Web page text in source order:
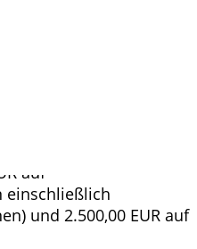
Spenden erzielte
von 5.866,13
in die
sich im Jahre
auf
einschließlich
und 2.500,00 EUR auf